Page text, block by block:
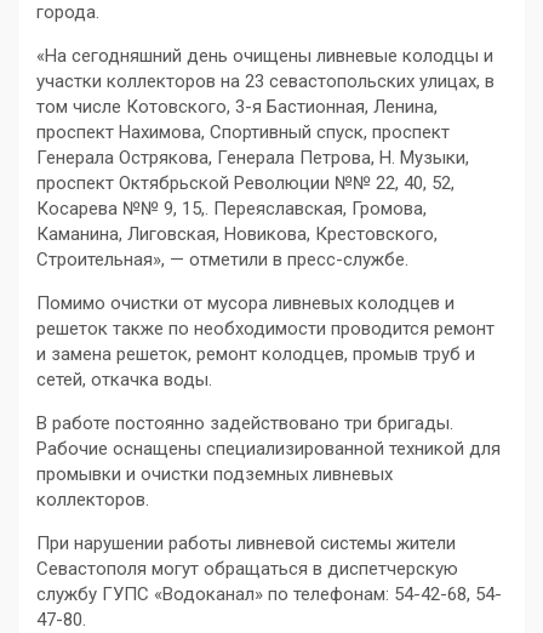
города.
«На сегодняшний день очищены ливневые колодцы и
участки коллекторов на 23 севастопольских улицах, в
том числе Котовского, 3-я Бастионная, Ленина,
проспект Нахимова, Спортивный спуск, проспект
Генерала Острякова, Генерала Петрова, Н. Музыки,
проспект Октябрьской Революции №№ 22, 40, 52,
Косарева №№ 9, 15,. Переяславская, Громова,
Каманина, Лиговская, Новикова, Крестовского,
Строительная», — отметили в пресс-службе.
Помимо очистки от мусора ливневых колодцев и
решеток также по необходимости проводится ремонт
и замена решеток, ремонт колодцев, промыв труб и
сетей, откачка воды.
В работе постоянно задействовано три бригады.
Рабочие оснащены специализированной техникой для
промывки и очистки подземных ливневых
коллекторов.
При нарушении работы ливневой системы жители
Севастополя могут обращаться в диспетчерскую
службу ГУПС «Водоканал» по телефонам: 54-42-68, 54-
47-80.